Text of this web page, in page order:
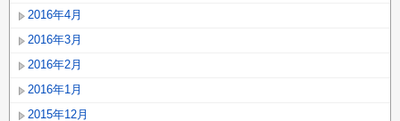
2016年4月
2016年3月
2016年2月
2016年1月
2015年12月